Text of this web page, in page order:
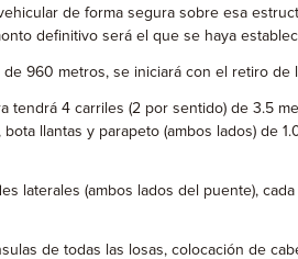
de forma segura sobre esa
definitivo será el que se haya
960 metros, se iniciará con el retiro
4 carriles (2 por sentido) de 3.5
llantas y parapeto (ambos lados)
laterales (ambos lados del puente),
de todas las losas, colocación de